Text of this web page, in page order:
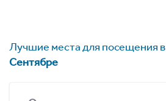
Лучшие места для посещения в
Сентябре